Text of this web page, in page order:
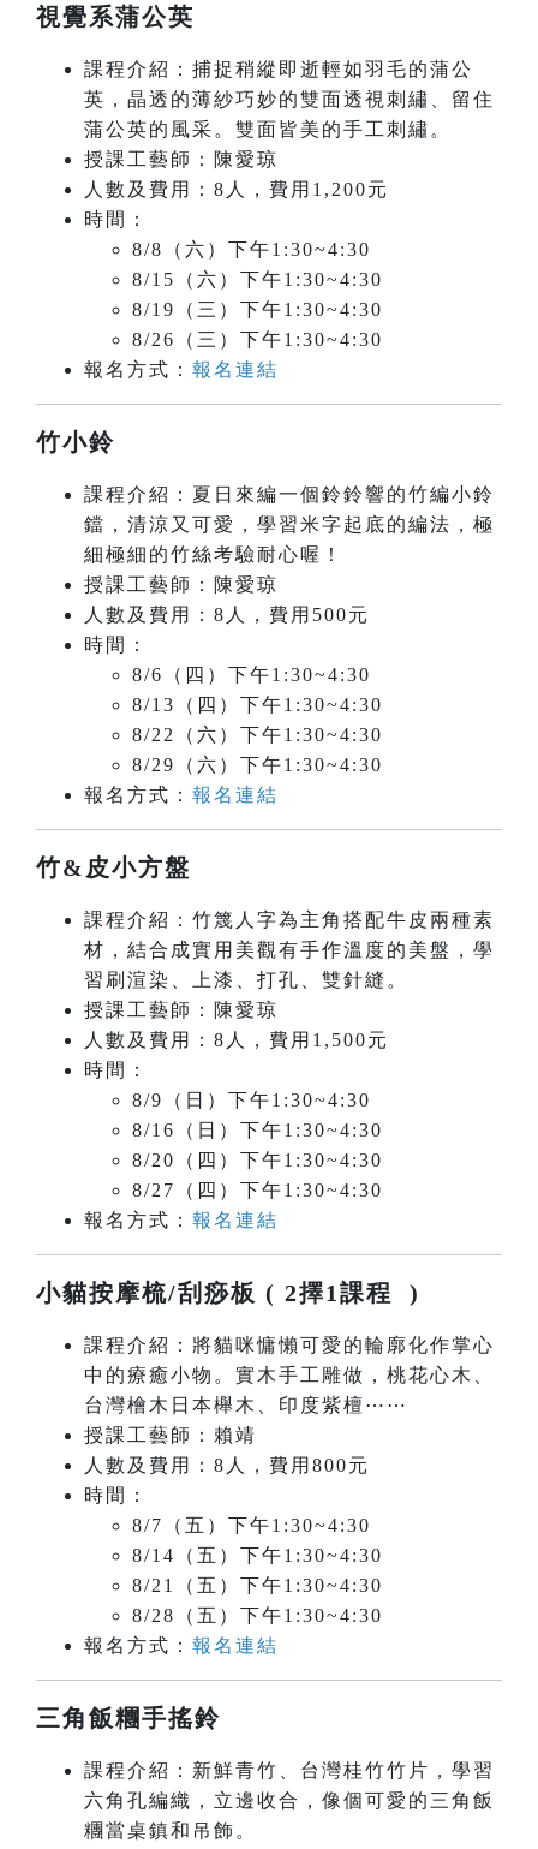
視覺系蒲公英
課程介紹：捕捉稍縱即逝輕如羽毛的蒲公
英，晶透的薄紗巧妙的雙面透視刺繡、留住
蒲公英的風采。雙面皆美的手工刺繡。
授課工藝師：陳愛琼
人數及費用：8人，費用1,200元
時間：
8/8（六）下午1:30~4:30
8/15（六）下午1:30~4:30
8/19（三）下午1:30~4:30
8/26（三）下午1:30~4:30
報名方式： 報名連結
竹小鈴
課程介紹：夏日來編一個鈴鈴響的竹編小鈴
鐺，清涼又可愛，學習米字起底的編法，極
細極細的竹絲考驗耐心喔！
授課工藝師：陳愛琼
人數及費用：8人，費用500元
時間：
8/6（四）下午1:30~4:30
8/13（四）下午1:30~4:30
8/22（六）下午1:30~4:30
8/29（六）下午1:30~4:30
報名方式： 報名連結
竹&皮小方盤
課程介紹：竹篾人字為主角搭配牛皮兩種素
材，結合成實用美觀有手作溫度的美盤，學
習刷渲染、上漆、打孔、雙針縫。
授課工藝師：陳愛琼
人數及費用：8人，費用1,500元
時間：
8/9（日）下午1:30~4:30
8/16（日）下午1:30~4:30
8/20（四）下午1:30~4:30
8/27（四）下午1:30~4:30
報名方式： 報名連結
小貓按摩梳/刮痧板 ( 2擇1課程 )
課程介紹：將貓咪慵懶可愛的輪廓化作掌心
中的療癒小物。實木手工雕做，桃花心木、
台灣檜木日本櫸木、印度紫檀⋯⋯
授課工藝師：賴靖
人數及費用：8人，費用800元
時間：
8/7（五）下午1:30~4:30
8/14（五）下午1:30~4:30
8/21（五）下午1:30~4:30
8/28（五）下午1:30~4:30
報名方式： 報名連結
三角飯糰手搖鈴
課程介紹：新鮮青竹、台灣桂竹竹片，學習
六角孔編織，立邊收合，像個可愛的三角飯
糰當桌鎮和吊飾。